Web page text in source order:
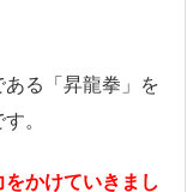
る「昇龍拳」を
。
かけていきまし